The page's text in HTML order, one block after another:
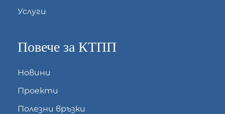
Услуги
Повече за КТПП
Новини
Проекти
Полезни връзки